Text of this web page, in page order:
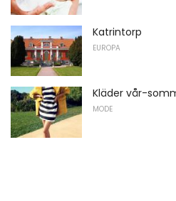
Katrintorp
EUROPA
Kläder vår-
MODE